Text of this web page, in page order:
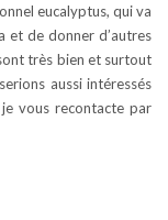
eucalyptus, qui va
et de donner d’autres
très bien et surtout
aussi intéressés
vous recontacte par